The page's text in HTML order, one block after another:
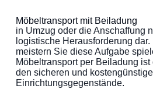
Möbeltransport mit Beiladung
in Umzug oder die Anschaffung
logistische Herausforderung
meistern Sie diese Aufgabe
Möbeltransport per Beiladung
den sicheren und
Einrichtungsgegenstände.